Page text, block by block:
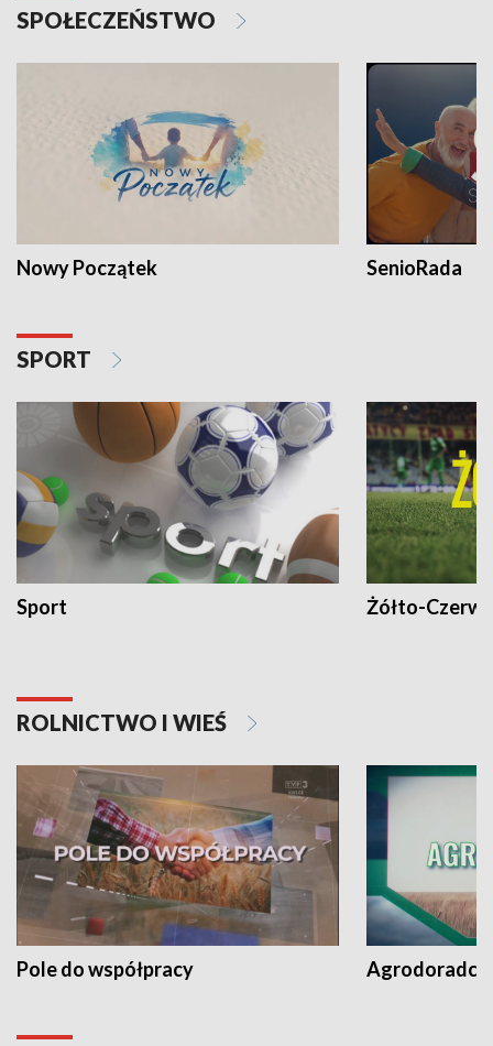
SPOŁECZEŃSTWO
Nowy Początek SenioRada
SPORT
Sport Żółto-
ROLNICTWO I WIEŚ
Pole do współpracy Agrodoradcy